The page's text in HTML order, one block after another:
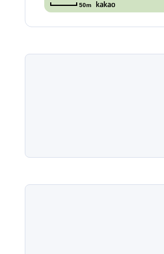
50m